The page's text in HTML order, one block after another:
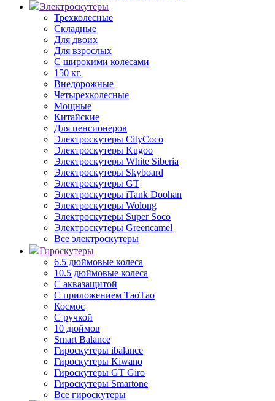
Электроскутеры
Трехколесные
Складные
Для двоих
Для взрослых
С широкими колесами
150 кг.
Внедорожные
Четырехколесные
Мощные
Китайские
Для пенсионеров
Электроскутеры CityCoco
Электроскутеры Kugoo
Электроскутеры White Siberia
Электроскутеры Skyboard
Электроскутеры GT
Электроскутеры iTank Doohan
Электроскутеры Wolong
Электроскутеры Super Soco
Электроскутеры Greencamel
Все электроскутеры
Гироскутеры
6.5 дюймовые колеса
10.5 дюймовые колеса
С аквазащитой
С приложением ТаоТао
Космос
С ручкой
10 дюймов
Smart Balance
Гироскутеры ibalance
Гироскутеры Kiwano
Гироскутеры GT Giro
Гироскутеры Smartone
Все гироскутеры